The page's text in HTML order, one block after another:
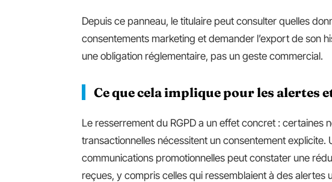
Depuis ce panneau, le titulaire peut consulter quelles
consentements marketing et demander l’export de son
une obligation réglementaire, pas un geste commercial.
Ce que cela implique pour les alertes
Le resserrement du RGPD a un effet concret : certaines
transactionnelles nécessitent un consentement explicite.
communications promotionnelles peut constater une
reçues, y compris celles qui ressemblaient à des alertes